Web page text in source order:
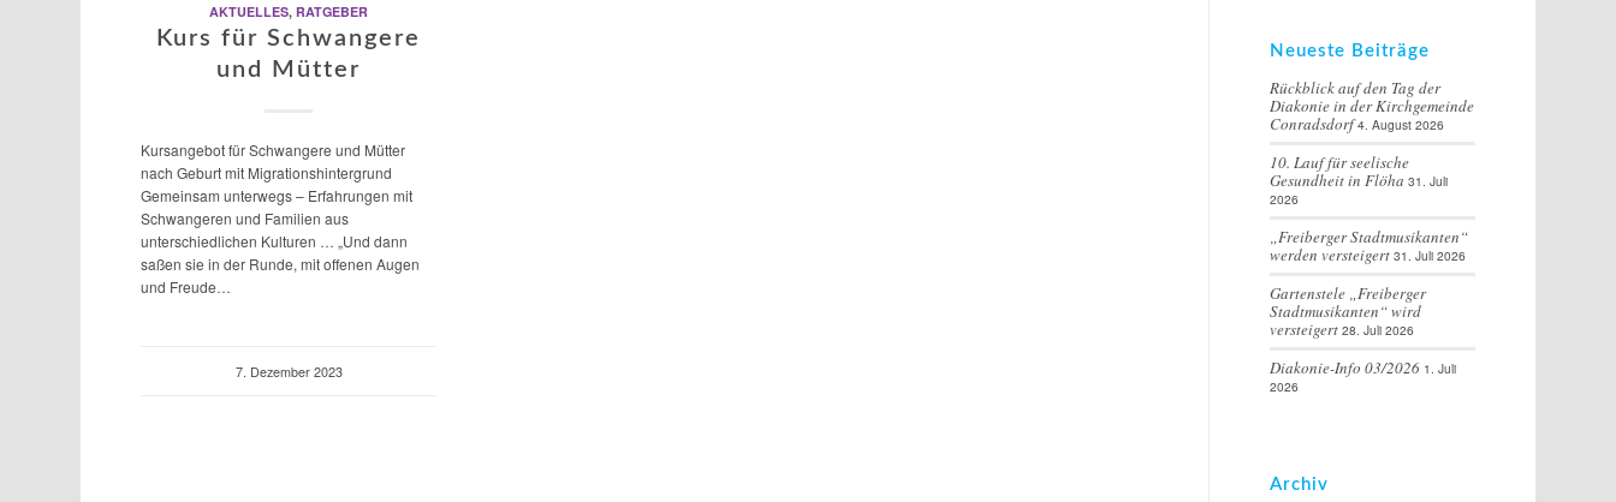
AKTUELLES,RATGEBER
Kurs für Schwangere
und Mütter
Kursangebot für Schwangere und Mütter
nach Geburt mit Migrationshintergrund
Gemeinsam unterwegs – Erfahrungen mit
Schwangeren und Familien aus
unterschiedlichen Kulturen … „Und dann
saßen sie in der Runde, mit offenen Augen
und Freude…
7. Dezember 2023
Neueste Beiträge
Rückblick auf den Tag der
Diakonie in der Kirchgemeinde
Conradsdorf 4. August 2026
10. Lauf für seelische
Gesundheit in Flöha 31. Juli
2026
„Freiberger Stadtmusikanten“
werden versteigert 31. Juli 2026
Gartenstele „Freiberger
Stadtmusikanten“ wird
versteigert 28. Juli 2026
Diakonie-Info 03/2026 1. Juli
2026
Archiv